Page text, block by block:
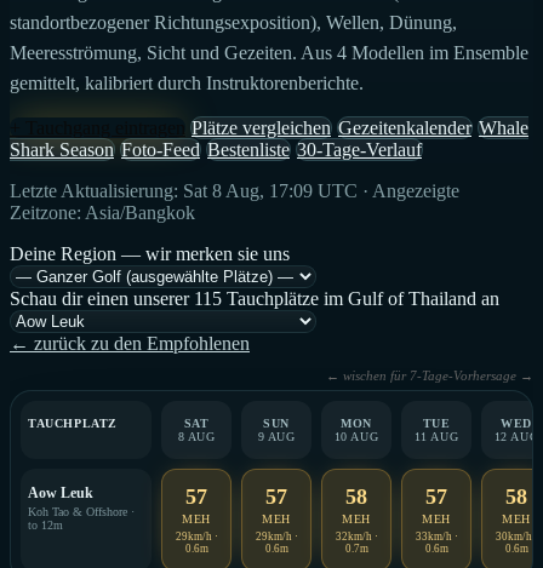
standortbezogener Richtungsexposition), Wellen, Dünung,
Meeresströmung, Sicht und Gezeiten. Aus 4 Modellen im Ensemble
gemittelt, kalibriert durch Instruktorenberichte.
Plätze vergleichen Gezeitenkalender Whale
Shark Season Foto-Feed Bestenliste 30-Tage-Verlauf
Letzte Aktualisierung: Sat 8 Aug, 17:09 UTC · Angezeigte
Zeitzone: Asia/Bangkok
Deine Region — wir merken sie uns
Schau dir einen unserer 115 Tauchplätze im Gulf of Thailand an
← zurück zu den Empfohlenen
← wischen für 7-Tage-Vorhersage →
TAUCHPLATZ
SAT
8 AUG
SUN
9 AUG
MON
10 AUG
TUE
11 AUG
WED
12 AUG
Aow Leuk
Koh Tao & Offshore ·
to 12m
57
MEH
29km/h ·
0.6m
57
MEH
29km/h ·
0.6m
58
MEH
32km/h ·
0.7m
57
MEH
33km/h ·
0.6m
58
MEH
30km/h ·
0.6m